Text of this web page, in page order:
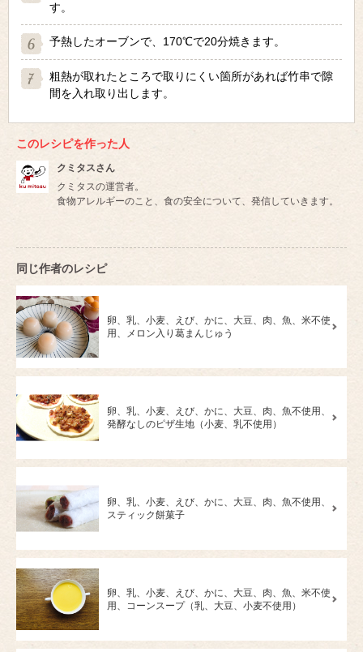
す。
予熱したオーブンで、170℃で20分焼きます。
粗熱が取れたところで取りにくい箇所があれば竹串で隙
間を入れ取り出します。
このレシピを作った人
クミタスさん
クミタスの運営者。
食物アレルギーのこと、食の安全について、発信していきます。
同じ作者のレシピ
卵、乳、小麦、えび、かに、大豆、肉、魚、米不使
用、メロン入り葛まんじゅう
卵、乳、小麦、えび、かに、大豆、肉、魚不使用、
発酵なしのピザ生地（小麦、乳不使用）
卵、乳、小麦、えび、かに、大豆、肉、魚不使用、
スティック餅菓子
卵、乳、小麦、えび、かに、大豆、肉、魚、米不使
用、コーンスープ（乳、大豆、小麦不使用）